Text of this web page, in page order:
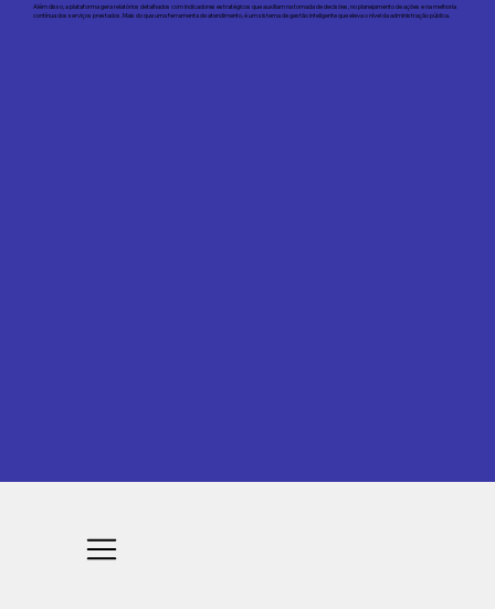
Além disso, a plataforma gera relatórios detalhados com indicadores estratégicos que auxiliam na tomada de decisões, no planejamento de ações e na melhoria
contínua dos serviços prestados. Mais do que uma ferramenta de atendimento, é um sistema de gestão inteligente que eleva o nível da administração pública.